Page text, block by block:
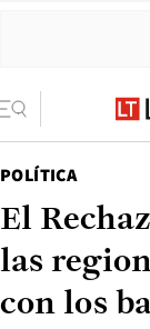
POLÍTICA
El
las
con los